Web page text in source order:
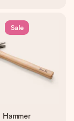
Sale
Hammer